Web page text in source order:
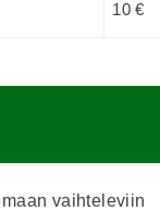
10 €
vaihteleviin